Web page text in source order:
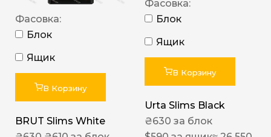
Фасовка:
Блок
Ящик
В Корзину
BRUT Slims White
Фасовка:
Блок
Ящик
В Корзину
Urta Slims Black
₴630 за блок